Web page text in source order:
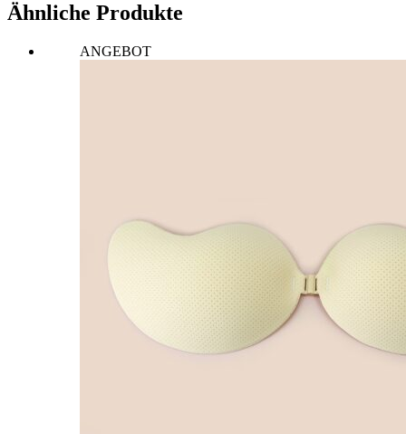
Ähnliche Produkte
ANGEBOT